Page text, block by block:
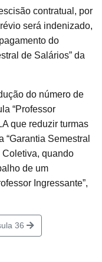
contratual, por
será indenizado,
do
de Salários” da
do número de
“Professor
que reduzir turmas
Semestral
Coletiva, quando
de um
Ingressante”,
36